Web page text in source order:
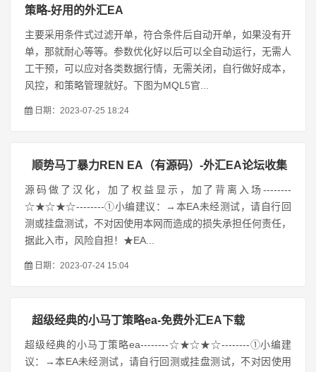
策略-好用的外汇EA
主要采用条件式过滤开单，符合条件后自动开单，如果没有开
单，那就耐心等等。参数优化好以后可以全自动运行，无需人
工干预，可以应对各类数据行情，无需关闭，自行做好成本，
风控，和策略管理就好。下图为MQL5官...
日期：2023-07-25 18:24
顺势马丁暴力REN EA（有源码）-外汇EA论坛收集
源码做了汉化，加了权益显示，加了背离入场--------
☆★☆★☆--------①小编建议：→本EA未经测试，请自行回
测或挂盘测试，不对因使用本网而造成的损失承担任何责任，
据此入市，风险自担！★EA...
日期：2023-07-24 15:04
超级经典的小马丁策略ea-免费外汇EA下载
超级经典的小马丁策略ea--------☆★☆★☆--------①小编建
议：→本EA未经测试，请自行回测或挂盘测试，不对因使用